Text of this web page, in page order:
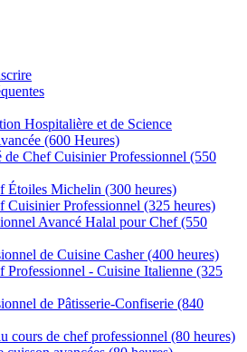
Hospitalière et de Science
(600 Heures)
de Chef Cuisinier Professionnel (550
Étoiles Michelin (300 heures)
Cuisinier Professionnel (325 heures)
Avancé Halal pour Chef (550
de Cuisine Casher (400 heures)
Professionnel - Cuisine Italienne (325
de Pâtisserie-Confiserie (840
cours de chef professionnel (80 heures)